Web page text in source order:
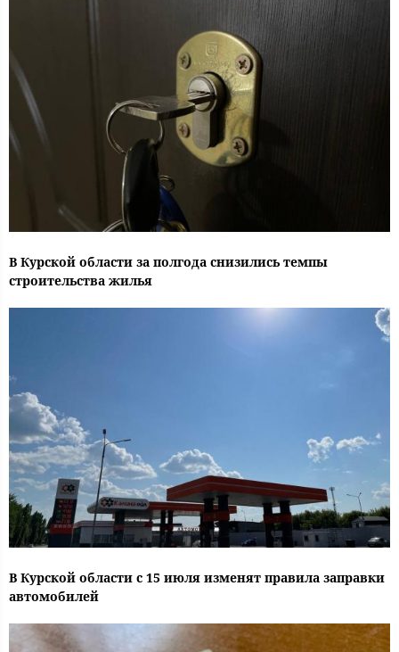
В Курской области за полгода снизились темпы
строительства жилья
В Курской области с 15 июля изменят правила заправки
автомобилей